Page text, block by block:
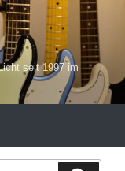
seit 1997 im